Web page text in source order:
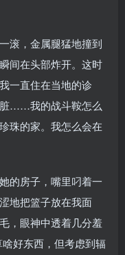
滚，金属腿猛地撞到
间在头部炸开。这时
一直住在当地的诊
脏……我的战斗鞍怎么
珠的家。我怎么会在
的房子，嘴里叼着一
地把篮子放在我面
，眼神中透着几分羞
好东西，但考虑到辐